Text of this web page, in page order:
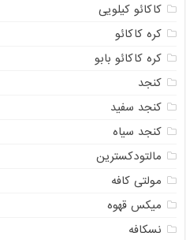
کاکائو کیلویی
کره کاکائو
کره کاکائو بابو
کنجد
کنجد سفید
کنجد سیاه
مالتودکسترین
مولتی کافه
میکس قهوه
نسکافه